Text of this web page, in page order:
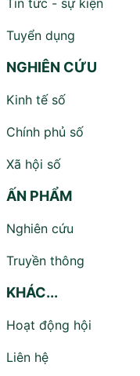
Tin tức - sự kiện
Tuyển dụng
NGHIÊN CỨU
Kinh tế số
Chính phủ số
Xã hội số
ẤN PHẨM
Nghiên cứu
Truyền thông
KHÁC...
Hoạt động hội
Liên hệ